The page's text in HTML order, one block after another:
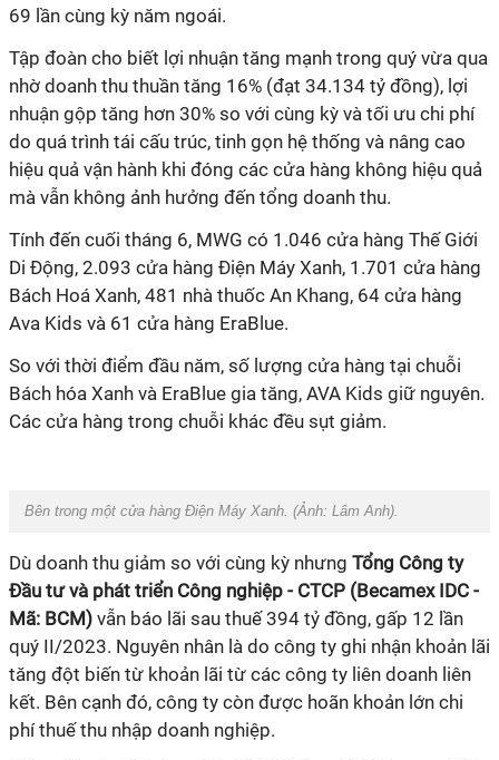
69 lần cùng kỳ năm ngoái.
Tập đoàn cho biết lợi nhuận tăng mạnh trong quý vừa qua
nhờ doanh thu thuần tăng 16% (đạt 34.134 tỷ đồng), lợi
nhuận gộp tăng hơn 30% so với cùng kỳ và tối ưu chi phí
do quá trình tái cấu trúc, tinh gọn hệ thống và nâng cao
hiệu quả vận hành khi đóng các cửa hàng không hiệu quả
mà vẫn không ảnh hưởng đến tổng doanh thu.
Tính đến cuối tháng 6, MWG có 1.046 cửa hàng Thế Giới
Di Động, 2.093 cửa hàng Điện Máy Xanh, 1.701 cửa hàng
Bách Hoá Xanh, 481 nhà thuốc An Khang, 64 cửa hàng
Ava Kids và 61 cửa hàng EraBlue.
So với thời điểm đầu năm, số lượng cửa hàng tại chuỗi
Bách hóa Xanh và EraBlue gia tăng, AVA Kids giữ nguyên.
Các cửa hàng trong chuỗi khác đều sụt giảm.
Bên trong một cửa hàng Điện Máy Xanh. (Ảnh: Lâm Anh).
Dù doanh thu giảm so với cùng kỳ nhưng Tổng Công ty
Đầu tư và phát triển Công nghiệp - CTCP (Becamex IDC -
Mã: BCM) vẫn báo lãi sau thuế 394 tỷ đồng, gấp 12 lần
quý II/2023. Nguyên nhân là do công ty ghi nhận khoản lãi
tăng đột biến từ khoản lãi từ các công ty liên doanh liên
kết. Bên cạnh đó, công ty còn được hoãn khoản lớn chi
phí thuế thu nhập doanh nghiệp.